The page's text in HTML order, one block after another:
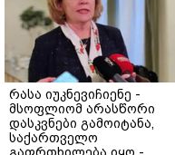
რასა იუკნევიჩიენე -
მსოფლიომ არასწორი
დასკვნები გამოიტანა,
საქართველო